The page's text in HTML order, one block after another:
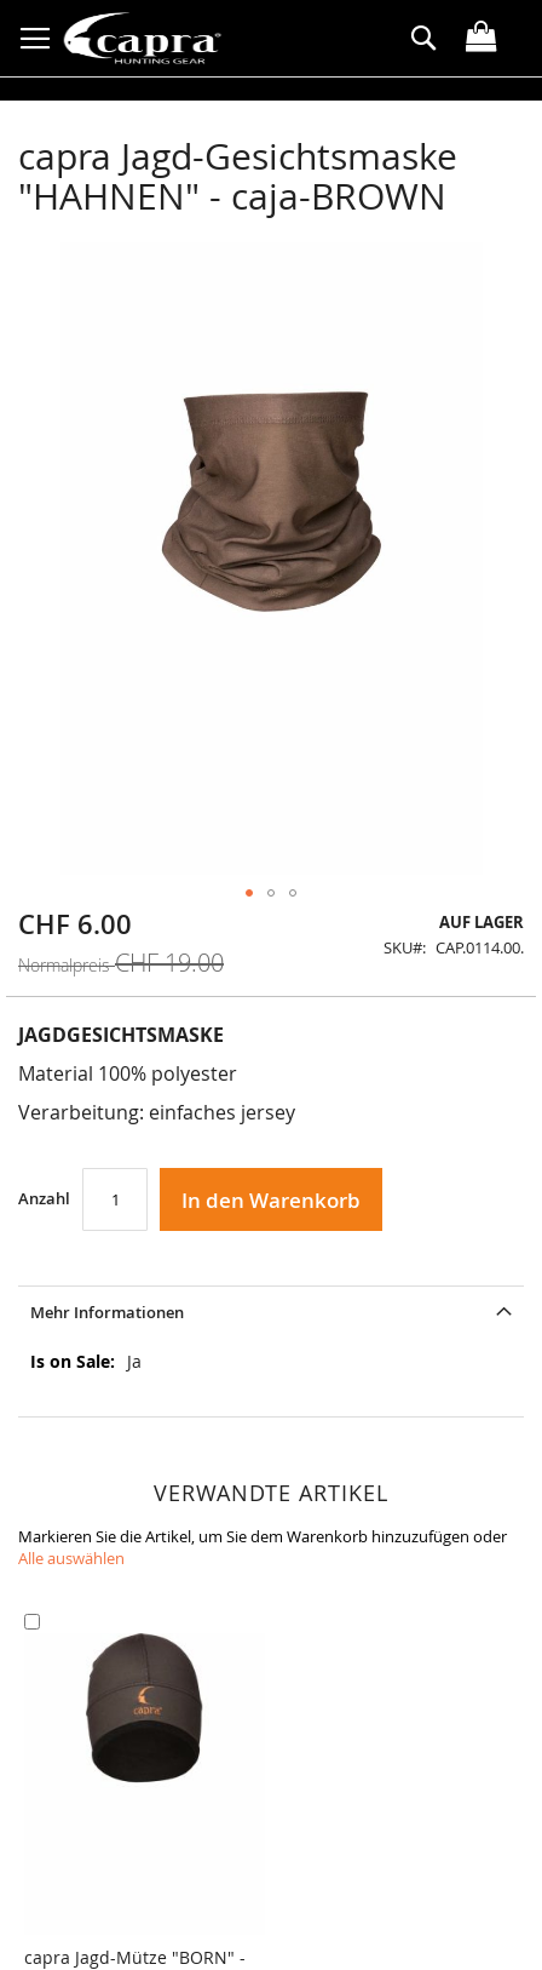
zum
Inhalt
Suche
capra Jagd-Gesichtsmaske
"HAHNEN" - caja-BROWN
Sonderangebot
CHF 6.00
Normalpreis CHF 19.00
AUF LAGER
SKU
CAP.0114.00.
JAGDGESICHTSMASKE
Material 100% polyester
Verarbeitung: einfaches jersey
Anzahl In den Warenkorb
Zum
der
Mehr Informationen
Mehr
Ja
VERWANDTE ARTIKEL
Markieren Sie die Artikel, um Sie dem Warenkorb hinzuzufügen oder
Alle auswählen
Warenkorb
capra Jagd-Mütze "BORN" -